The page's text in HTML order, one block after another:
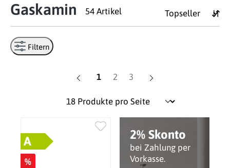
Gaskamin 54 Artikel
Filtern
Seite
1 Seite
2 Seite
3
2% Skonto
bei Zahlung per
Vorkasse.
A
%